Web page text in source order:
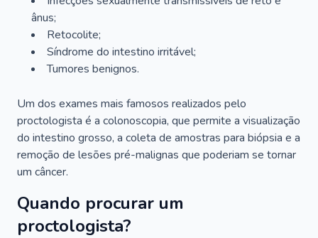
ânus;
Retocolite;
Síndrome do intestino irritável;
Tumores benignos.
Um dos exames mais famosos realizados pelo
proctologista é a colonoscopia, que permite a visualização
do intestino grosso, a coleta de amostras para biópsia e a
remoção de lesões pré-malignas que poderiam se tornar
um câncer.
Quando procurar um
proctologista?